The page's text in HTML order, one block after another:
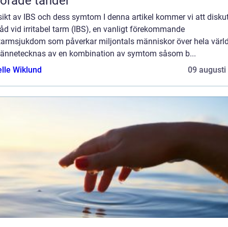
av IBS och dess symtom I denna artikel kommer vi att
vid irritabel tarm (IBS), en vanligt förekommande
som påverkar miljontals människor över hela
av en kombination av symtom såsom b...
Wiklund
09 augusti